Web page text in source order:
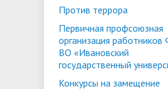
Против террора
Первичная профсоюзная
организация
ВО «Ивановский
государственный
Конкурсы на замещение